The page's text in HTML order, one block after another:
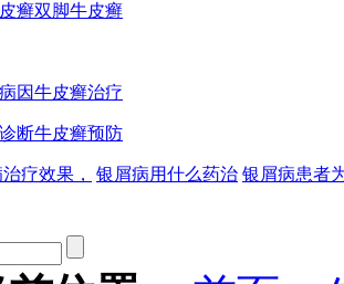
癣双脚牛皮癣
因牛皮癣治疗
断牛皮癣预防
疗效果， 银屑病用什么药治 银屑病患者